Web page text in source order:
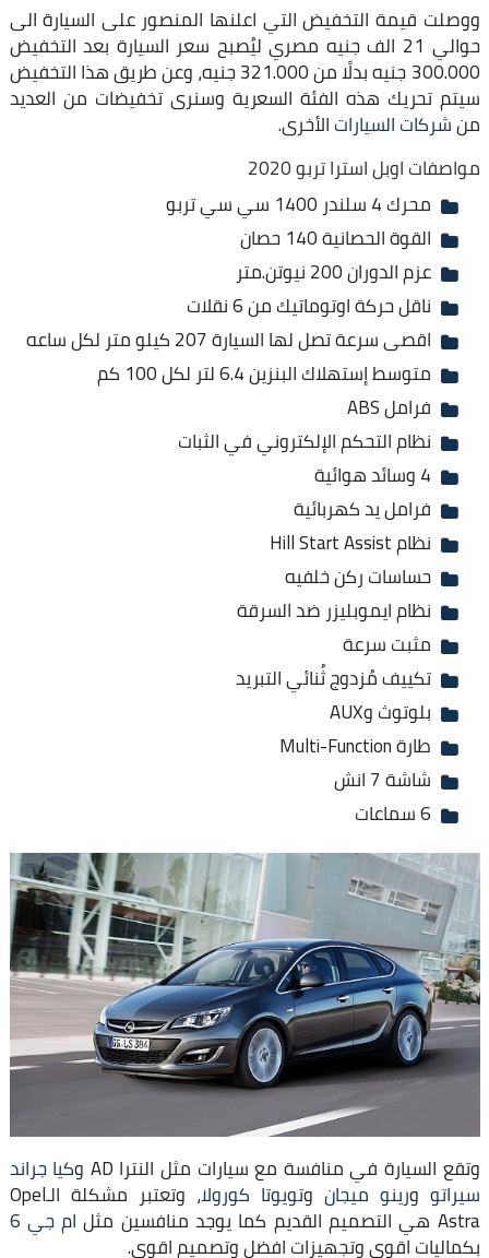
ووصلت قيمة التخفيض التي اعلنها المنصور على السيارة الى
حوالي 21 الف جنيه مصري ليُصبح سعر السيارة بعد التخفيض
300.000 جنيه بدلًا من 321.000 جنيه، وعن طريق هذا التخفيض
سيتم تحريك هذه الفئة السعرية وسنرى تخفيضات من العديد
منشركات السياراتالأخرى.
مواصفات اوبل استرا تربو 2020
محرك 4 سلندر 1400 سي سي تربو
القوة الحصانية 140 حصان
عزم الدوران 200 نيوتن.متر
ناقل حركة اوتوماتيك من 6 نقلات
اقصى سرعة تصل لها السيارة 207 كيلو متر لكل ساعه
متوسط إستهلاك البنزين 6.4 لتر لكل 100 كم
فرامل ABS
نظام التحكم الإلكتروني في الثبات
4 وسائد هوائية
فرامل يد كهربائية
نظام Hill Start Assist
حساسات ركن خلفيه
نظام ايموبليزر ضد السرقة
مثبت سرعة
تكييف مُزدوج ثُنائي التبريد
بلوتوث وAUX
طارة Multi-Function
شاشة 7 انش
6 سماعات
وتقع السيارة في منافسة مع سيارات مثل النترا AD و كيا جراند
سيراتو ورينو ميجان وتويوتا كورولا ، وتعتبر مشكلة الـOpel
Astra هي التصميم القديم كما يوجد منافسين مثل ام جي 6
بكماليات اقوى وتجهيزات افضل وتصميم اقوى.